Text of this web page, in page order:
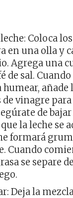
Coloca
en una olla y
Agrega una
de sal.
humear, añade
de vinagre
de
la leche se
formará
Cuando
se separe
Deja la